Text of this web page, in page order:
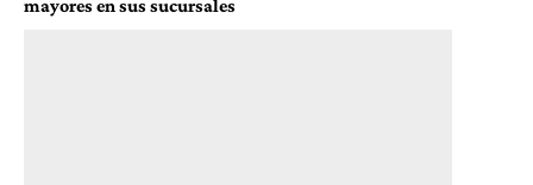
mayores en sus sucursales